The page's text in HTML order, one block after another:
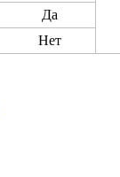
Да
Нет